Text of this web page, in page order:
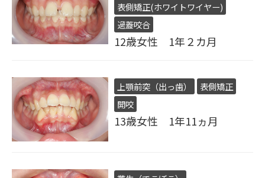
表側矯正(ホワイトワイヤー)
過蓋咬合
12歳女性 1年２カ月
上顎前突（出っ歯）
表側矯正
開咬
13歳女性 1年11ヵ月